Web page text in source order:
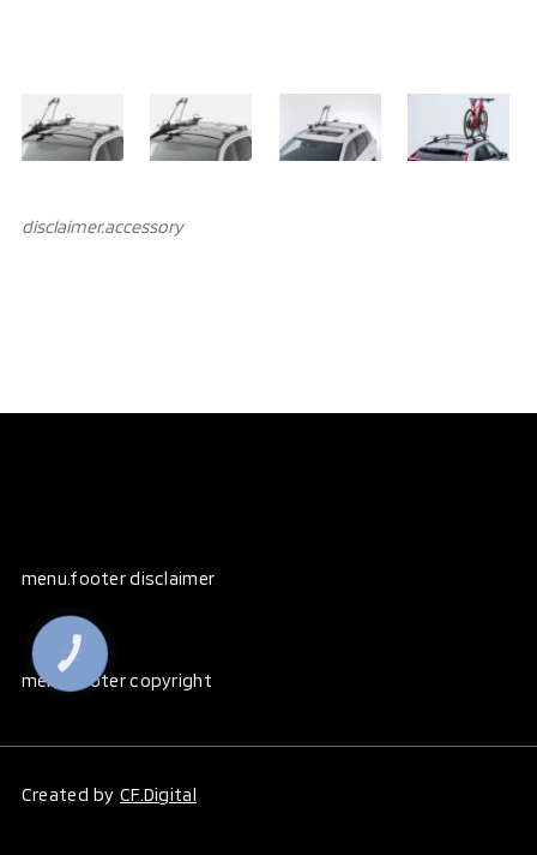
disclaimer.аccessory
menu.footer disclaimer
menu.footer copyright
Created byCF.Digital
КНОПКА
ЗВ'ЯЗКУ